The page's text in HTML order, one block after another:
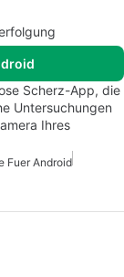
Scherz-App, die
Untersuchungen
Ihres
Fuer Android